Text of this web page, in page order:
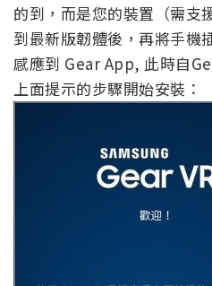
的到，而是您的裝置（需支
到最新版韌體後，再將手機
感應到 Gear App, 此時自
上面提示的步驟開始安裝：